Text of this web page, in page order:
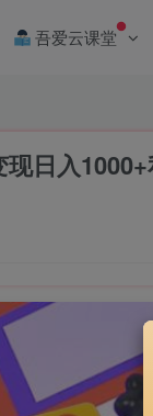
吾爱云课堂
日入